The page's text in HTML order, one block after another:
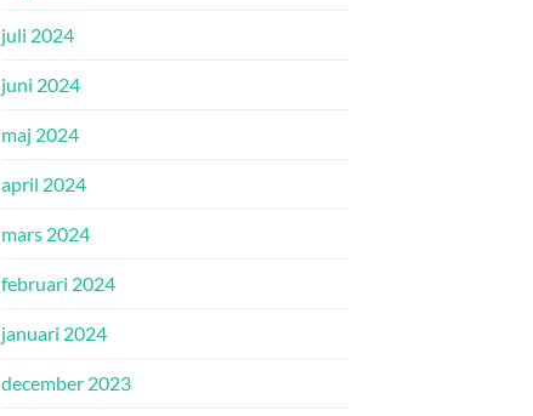
juli 2024
juni 2024
maj 2024
april 2024
mars 2024
februari 2024
januari 2024
december 2023